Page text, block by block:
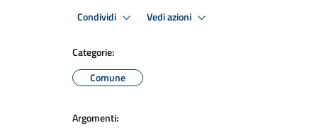
Condividi Vedi azioni
Categorie:
Comune
Argomenti: